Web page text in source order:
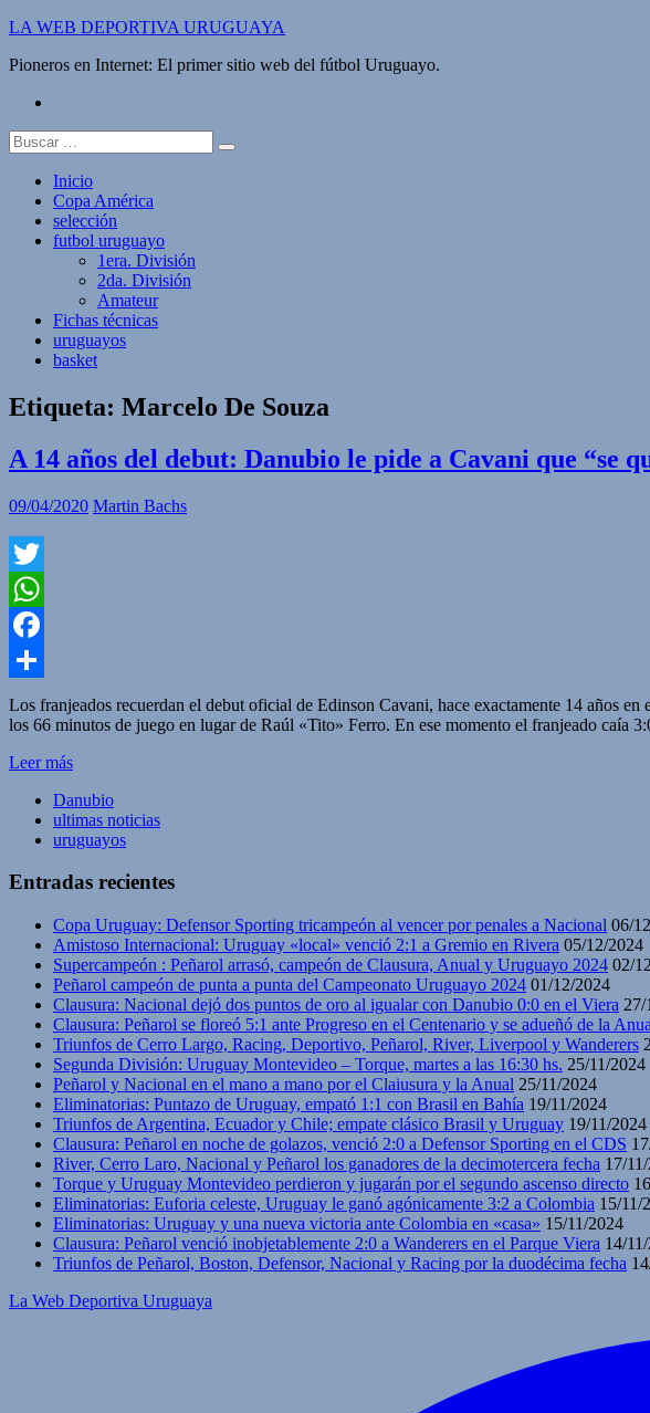
Saltar
contenido
LA WEB DEPORTIVA URUGUAYA
Pioneros en Internet: El primer sitio web del fútbol Uruguayo.
Buscar:
Inicio
Copa América
selección
futbol uruguayo
1era. División
2da. División
Amateur
Fichas técnicas
uruguayos
basket
Etiqueta: Marcelo De Souza
A 14 años del debut: Danubio le pide a Cavani que “se
09/04/2020 Martin Bachs
Twitter
WhatsApp
Facebook
Compartir
Los franjeados recuerdan el debut oficial de Edinson Cavani, hace exactamente 14 años
los 66 minutos de juego en lugar de Raúl «Tito» Ferro. En ese momento el franjeado caía
Leer más
Danubio
ultimas noticias
uruguayos
Entradas recientes
Copa Uruguay: Defensor Sporting tricampeón al vencer por penales a Nacional 06/
Amistoso Internacional: Uruguay «local» venció 2:1 a Gremio en Rivera 05/12/2024
Supercampeón : Peñarol arrasó, campeón de Clausura, Anual y Uruguayo 2024 02/
Peñarol campeón de punta a punta del Campeonato Uruguayo 2024 01/12/2024
Clausura: Nacional dejó dos puntos de oro al igualar con Danubio 0:0 en el Viera 27/
Clausura: Peñarol se floreó 5:1 ante Progreso en el Centenario y se adueñó de la
Triunfos de Cerro Largo, Racing, Deportivo, Peñarol, River, Liverpool y Wanderers
Segunda División: Uruguay Montevideo – Torque, martes a las 16:30 hs. 25/11/2024
Peñarol y Nacional en el mano a mano por el Claiusura y la Anual 25/11/2024
Eliminatorias: Puntazo de Uruguay, empató 1:1 con Brasil en Bahía 19/11/2024
Triunfos de Argentina, Ecuador y Chile; empate clásico Brasil y Uruguay 19/11/2024
Clausura: Peñarol en noche de golazos, venció 2:0 a Defensor Sporting en el CDS
River, Cerro Laro, Nacional y Peñarol los ganadores de la decimotercera fecha 17/
Torque y Uruguay Montevideo perdieron y jugarán por el segundo ascenso directo
Eliminatorias: Euforia celeste, Uruguay le ganó agónicamente 3:2 a Colombia 15/11/
Eliminatorias: Uruguay y una nueva victoria ante Colombia en «casa» 15/11/2024
Clausura: Peñarol venció inobjetablemente 2:0 a Wanderers en el Parque Viera 14/
Triunfos de Peñarol, Boston, Defensor, Nacional y Racing por la duodécima fecha
La Web Deportiva Uruguaya